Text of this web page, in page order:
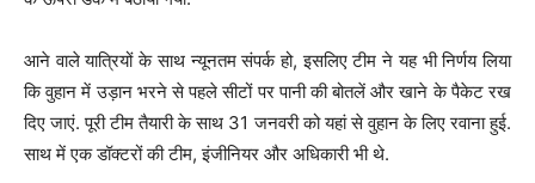
आने वाले यात्रियों के साथ न्यूनतम संपर्क हो, इसलिए टीम ने यह भी निर्णय लिया
कि वुहान में उड़ान भरने से पहले सीटों पर पानी की बोतलें और खाने के पैकेट रख
दिए जाएं. पूरी टीम तैयारी के साथ 31 जनवरी को यहां से वुहान के लिए रवाना हुई.
साथ में एक डॉक्टरों की टीम, इंजीनियर और अधिकारी भी थे.